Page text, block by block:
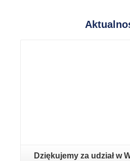
Dziękujemy za udział w